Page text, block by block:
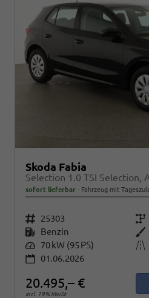
Skoda Fabia
sofort lieferbar Fahrzeug mit
Fahrzeugnr. 25303 Getriebe
Kraftstoff Benzin Außenfarbe
Leistung 70 kW (95 PS) Kilometerstand
01.06.2026
20.495,– €
incl. 19% MwSt.